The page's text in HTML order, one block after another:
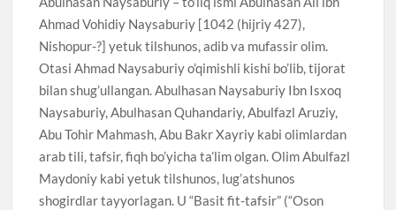
Ahmad Vohidiy Naysaburiy [1042 (hijriy 427),
Nishopur-?] yetuk tilshunos, adib va mufassir olim.
Otasi Ahmad Naysaburiy o’qimishli kishi bo’lib, tijorat
bilan shug’ullangan. Abulhasan Naysaburiy Ibn Isxoq
Naysaburiy, Abulhasan Quhandariy, Abulfazl Aruziy,
Abu Tohir Mahmash, Abu Bakr Xayriy kabi olimlardan
arab tili, tafsir, fiqh bo’yicha ta’lim olgan. Olim Abulfazl
Maydoniy kabi yetuk tilshunos, lug’atshunos
shogirdlar tayyorlagan. U “Basit fit-tafsir” (“Oson